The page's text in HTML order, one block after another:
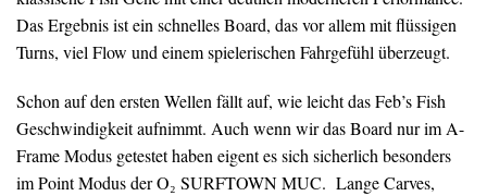
Das Ergebnis ist ein schnelles Board, das vor allem mit flüssigen
Turns, viel Flow und einem spielerischen Fahrgefühl überzeugt.
Schon auf den ersten Wellen fällt auf, wie leicht das Feb’s Fish
Geschwindigkeit aufnimmt. Auch wenn wir das Board nur im A-
Frame Modus getestet haben eigent es sich sicherlich besonders
im Point Modus der O₂ SURFTOWN MUC. Lange Carves,